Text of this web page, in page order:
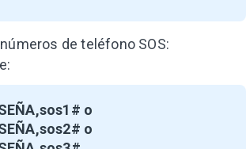
de teléfono SOS:
o
o